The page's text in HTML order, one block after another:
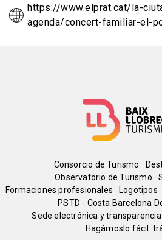
https://www.elprat.cat/la-
agenda/concert-familiar-el-
Menú
del
pie
Consorcio de Turismo
Observatorio de Turismo
Formaciones profesionales
Logotipos
PSTD - Costa Barcelona
Sede electrónica y transparencia
Hagámoslo fácil: